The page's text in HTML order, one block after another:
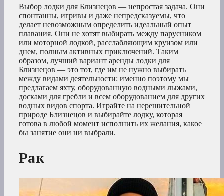
Выбор лодки для Близнецов — непростая задача. Они
спонтанны, игривы и даже непредсказуемы, что
делает невозможным определить идеальный опыт
плавания. Они не хотят выбирать между парусником
или моторной лодкой, расслабляющим круизом или
днем, полным активных приключений. Таким
образом, лучший вариант аренды лодки для
Близнецов — это тот, где им не нужно выбирать
между видами деятельности: именно поэтому мы
предлагаем яхту, оборудованную водными лыжами,
досками для гребли и всем оборудованием для других
водных видов спорта. Играйте на нерешительной
природе Близнецов и выбирайте лодку, которая
готова в любой момент исполнить их желания, какое
бы занятие они ни выбрали.
Рак